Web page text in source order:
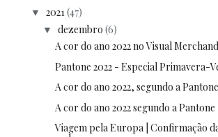
▼ 2021(47)
▼ dezembro (6)
A cor do ano 2022 no Visual
Pantone 2022 - Especial Primavera-
A cor do ano 2022, segundo a
A cor do ano 2022 segundo a Pantone
Viagem pela Europa | Confirmação